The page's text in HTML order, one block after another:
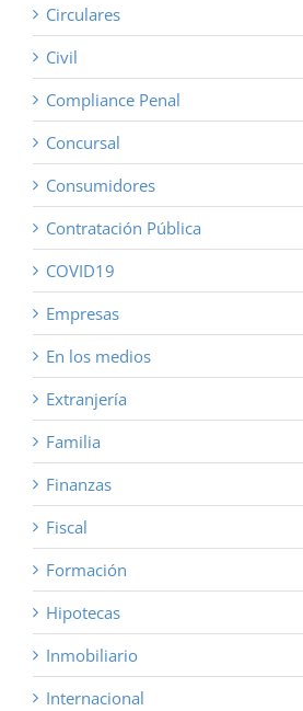
Circulares
Civil
Compliance Penal
Concursal
Consumidores
Contratación Pública
COVID19
Empresas
En los medios
Extranjería
Familia
Finanzas
Fiscal
Formación
Hipotecas
Inmobiliario
Internacional